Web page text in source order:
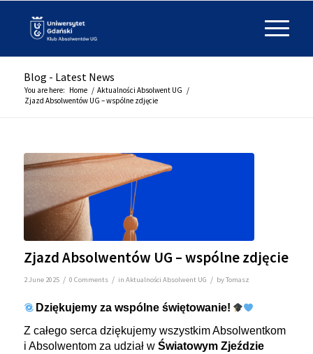
Blog - Latest News
You are here: Home / Aktualności Absolwent UG /
Zjazd Absolwentów UG – wspólne zdjęcie
Zjazd Absolwentów UG – wspólne zdjęcie
2 June 2025 / 0 Comments / in Aktualności Absolwent UG / byTomasz
Dziękujemy za wspólne świętowanie!
Z całego serca dziękujemy wszystkim Absolwentkom
i Absolwentom za udział w Światowym Zjeździe